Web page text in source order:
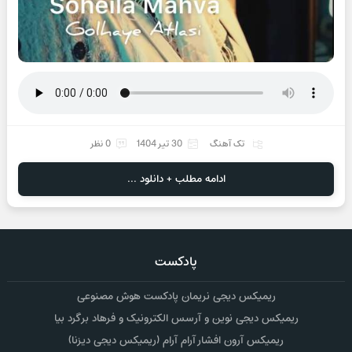
تک آهنگ 30 تیر 1404 0 نظر
ادامه مطلب + دانلود ...
پادکست
ریمیکس دیجی نریمان پادکست هوش مصنوعی
ریمیکس دیجی نوین و آرسس الکترونیک و فرهاد برگرد بیا
ریمیکس آرون افشار آرام آرام (ریمیکس دیجی دیزنا)